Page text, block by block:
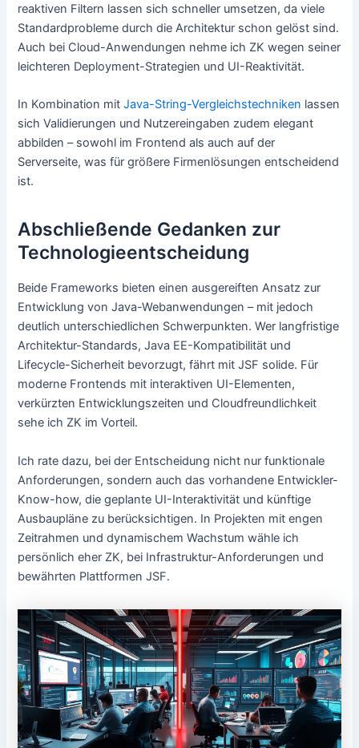
reaktiven Filtern lassen sich schneller umsetzen, da viele
Standardprobleme durch die Architektur schon gelöst sind.
Auch bei Cloud-Anwendungen nehme ich ZK wegen seiner
leichteren Deployment-Strategien und UI-Reaktivität.
In Kombination mitJava-String-Vergleichstechniken lassen
sich Validierungen und Nutzereingaben zudem elegant
abbilden – sowohl im Frontend als auch auf der
Serverseite, was für größere Firmenlösungen entscheidend
ist.
Abschließende Gedanken zur
Technologieentscheidung
Beide Frameworks bieten einen ausgereiften Ansatz zur
Entwicklung von Java-Webanwendungen – mit jedoch
deutlich unterschiedlichen Schwerpunkten. Wer langfristige
Architektur-Standards, Java EE-Kompatibilität und
Lifecycle-Sicherheit bevorzugt, fährt mit JSF solide. Für
moderne Frontends mit interaktiven UI-Elementen,
verkürzten Entwicklungszeiten und Cloudfreundlichkeit
sehe ich ZK im Vorteil.
Ich rate dazu, bei der Entscheidung nicht nur funktionale
Anforderungen, sondern auch das vorhandene Entwickler-
Know-how, die geplante UI-Interaktivität und künftige
Ausbaupläne zu berücksichtigen. In Projekten mit engen
Zeitrahmen und dynamischem Wachstum wähle ich
persönlich eher ZK, bei Infrastruktur-Anforderungen und
bewährten Plattformen JSF.